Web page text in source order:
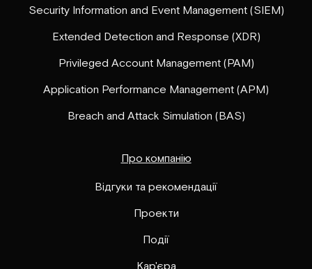
Security Information and Event Management (SIEM)
Extended Detection and Response (XDR)
Privileged Account Management (PAM)
Application Performance Management (APM)
Breach and Attack Simulation (BAS)
Про компанію
Відгуки та рекомендації
Проекти
Події
Кар'єра